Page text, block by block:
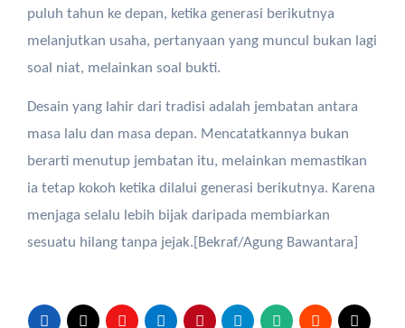
puluh tahun ke depan, ketika generasi berikutnya
melanjutkan usaha, pertanyaan yang muncul bukan lagi
soal niat, melainkan soal bukti.
Desain yang lahir dari tradisi adalah jembatan antara
masa lalu dan masa depan. Mencatatkannya bukan
berarti menutup jembatan itu, melainkan memastikan
ia tetap kokoh ketika dilalui generasi berikutnya. Karena
menjaga selalu lebih bijak daripada membiarkan
sesuatu hilang tanpa jejak.[Bekraf/Agung Bawantara]